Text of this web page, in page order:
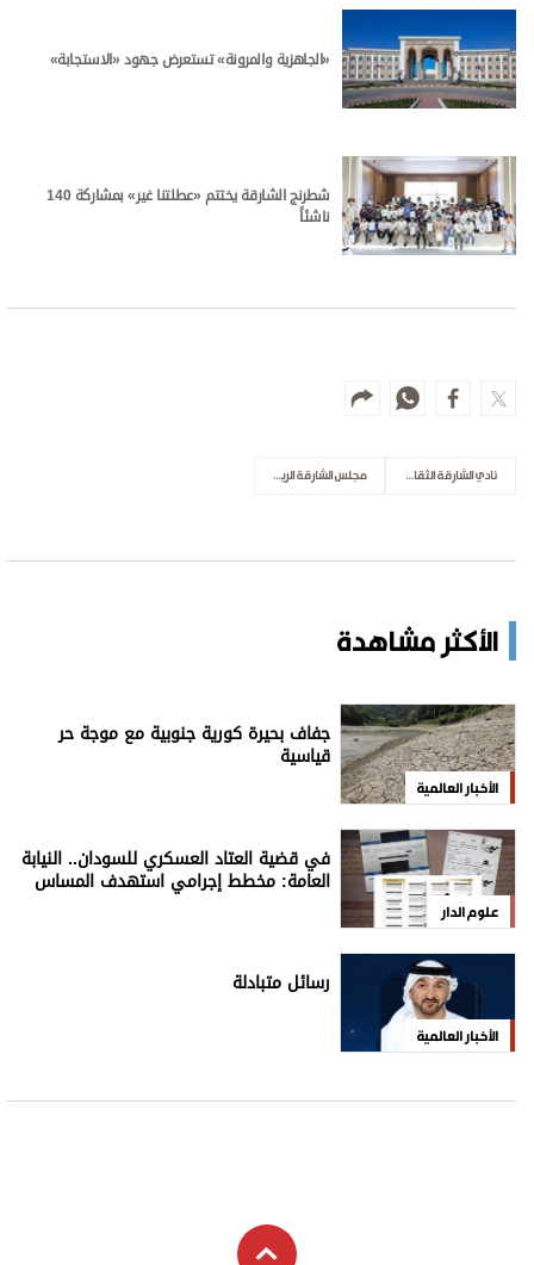
«الجاهزية والمرونة» تستعرض جهود «الاستجابة»
شطرنج الشارقة يختتم «عطلتنا غير» بمشاركة 140
ناشئاً
نادي الشارقة الثقافي للشطرنج مجلس الشارقة الرياضي
الأكثر مشاهدة
الأخبار العالمية
جفاف بحيرة كورية جنوبية مع موجة حر
قياسية
علوم الدار
في قضية العتاد العسكري للسودان.. النيابة
العامة: مخطط إجرامي استهدف المساس
الأخبار العالمية
رسائل متبادلة